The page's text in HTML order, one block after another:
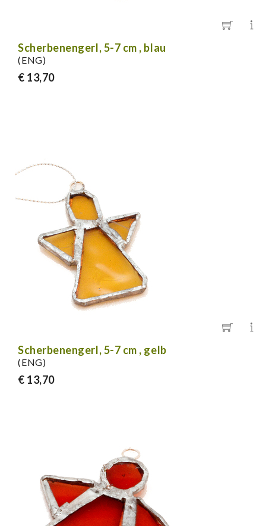
Scherbenengerl, 5-7 cm , blau
(ENG)
€ 13,70
Scherbenengerl, 5-7 cm , gelb
(ENG)
€ 13,70